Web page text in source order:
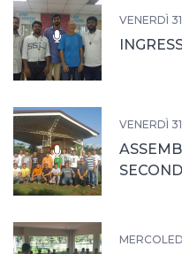
VENERDÌ
VENERDÌ